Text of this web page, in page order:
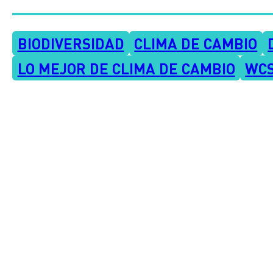
BIODIVERSIDAD CLIMA DE CAMBIO
LO MEJOR DE CLIMA DE CAMBIO